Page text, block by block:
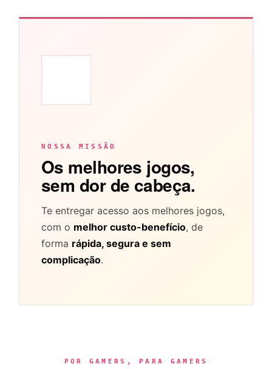
NOSSA MISSÃO
Os melhores jogos,
sem dor de cabeça.
Te entregar acesso aos melhores jogos,
com o melhor custo-benefício, de
forma rápida, segura e sem
complicação.
POR GAMERS, PARA GAMERS